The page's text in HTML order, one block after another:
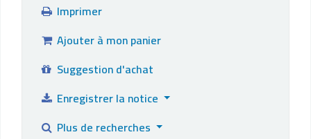
Imprimer
Ajouter à mon panier
Suggestion d'achat
Enregistrer la notice
Plus de recherches